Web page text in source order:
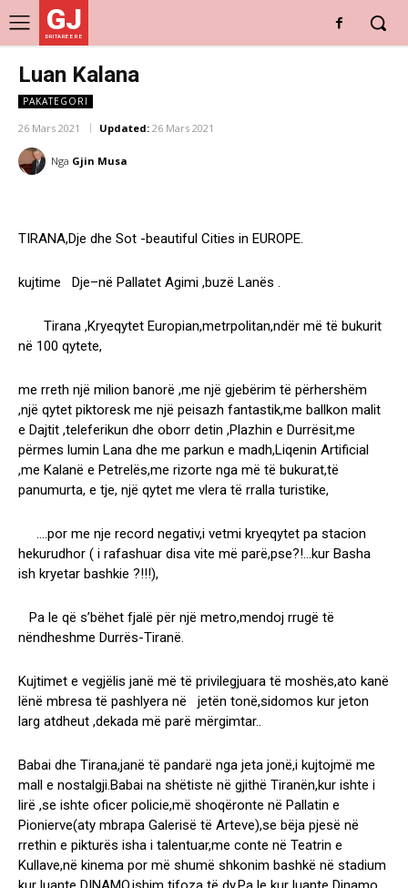
GJ
DRITARE E RE
Luan Kalana
PAKATEGORI
26 Mars 2021 Updated: 26 Mars 2021
Nga Gjin Musa
TIRANA,Dje dhe Sot -beautiful Cities in EUROPE.
kujtime Dje–në Pallatet Agimi ,buzë Lanës .
Tirana ,Kryeqytet Europian,metrpolitan,ndër më të bukurit
në 100 qytete,
me rreth një milion banorë ,me një gjebërim të përhershëm
,një qytet piktoresk me një peisazh fantastik,me ballkon malit
e Dajtit ,teleferikun dhe oborr detin ,Plazhin e Durrësit,me
përmes lumin Lana dhe me parkun e madh,Liqenin Artificial
,me Kalanë e Petrelës,me rizorte nga më të bukurat,të
panumurta, e tje, një qytet me vlera të rralla turistike,
….por me nje record negativ,i vetmi kryeqytet pa stacion
hekurudhor ( i rafashuar disa vite më parë,pse?!…kur Basha
ish kryetar bashkie ?!!!),
Pa le që s’bëhet fjalë për një metro,mendoj rrugë të
nëndheshme Durrës-Tiranë.
Kujtimet e vegjëlis janë më të privilegjuara të moshës,ato kanë
lënë mbresa të pashlyera në jetën tonë,sidomos kur jeton
larg atdheut ,dekada më parë mërgimtar..
Babai dhe Tirana,janë të pandarë nga jeta jonë,i kujtojmë me
mall e nostalgji.Babai na shëtiste në gjithë Tiranën,kur ishte i
lirë ,se ishte oficer policie,më shoqëronte në Pallatin e
Pionierve(aty mbrapa Galerisë të Arteve),se bëja pjesë në
rrethin e pikturës isha i talentuar,me conte në Teatrin e
Kullave,në kinema por më shumë shkonim bashkë në stadium